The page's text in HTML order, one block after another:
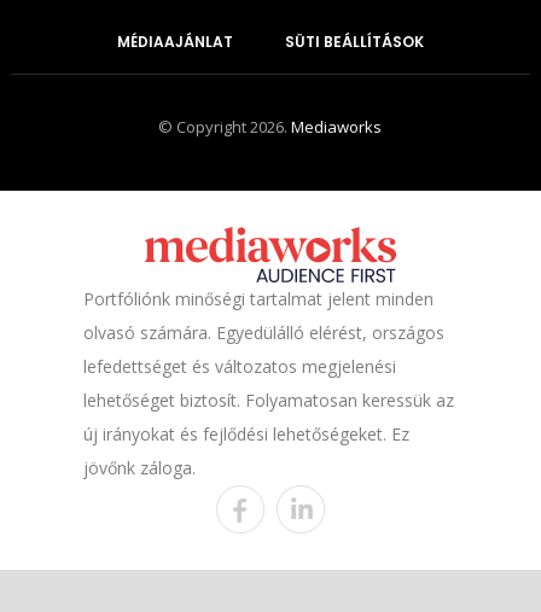
MÉDIAAJÁNLAT SÜTI BEÁLLÍTÁSOK
© Copyright 2026.Mediaworks
Portfóliónk minőségi tartalmat jelent minden
olvasó számára. Egyedülálló elérést, országos
lefedettséget és változatos megjelenési
lehetőséget biztosít. Folyamatosan keressük az
új irányokat és fejlődési lehetőségeket. Ez
jövőnk záloga.